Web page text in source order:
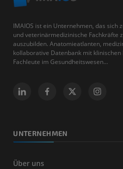
IMAIOS ist ein Unternehmen, das sich
und veterinärmedizinische Fachkräfte
auszubilden. Anatomieatlanten,
kollaborative Datenbank mit klinischen
Fachleute im Gesundheitswesen...
UNTERNEHMEN
Über uns